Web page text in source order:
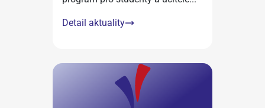
Detail aktuality